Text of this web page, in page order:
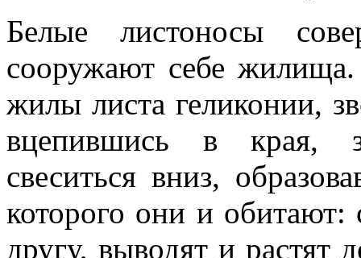
Белые листоносы
сооружают себе жилища.
жилы листа геликонии,
вцепившись в края,
свеситься вниз,
которого они и обитают:
другу, выводят и растят